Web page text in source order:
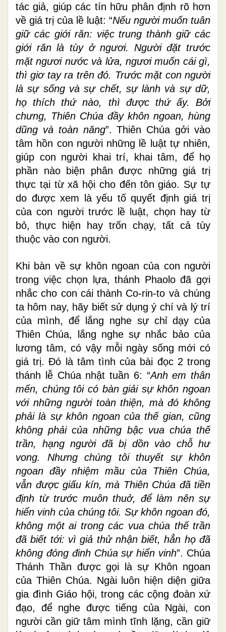
tác giả, giúp các tín hữu phân định rõ hơn
về giá trị của lề luật: “Nếu người muốn tuân
giữ các giới răn: việc trung thành giữ các
giới răn là tùy ở ngươi. Người đặt trước
mặt ngươi nước và lửa, ngươi muốn cái gì,
thì giơ tay ra trên đó. Trước mặt con người
là sự sống và sự chết, sự lành và sự dữ,
họ thích thứ nào, thì được thứ ấy. Bởi
chưng, Thiên Chúa đầy khôn ngoan, hùng
dũng và toàn năng”. Thiên Chúa gởi vào
tâm hồn con người những lề luật tự nhiên,
giúp con người khai trí, khai tâm, để họ
phần nào biện phân được những giá trị
thực tại từ xã hội cho đến tôn giáo. Sự tự
do được xem là yếu tố quyết định giá trị
của con người trước lề luật, chọn hay từ
bỏ, thực hiện hay trốn chạy, tất cả tùy
thuộc vào con người.
Khi bàn về sự khôn ngoan của con người
trong việc chọn lựa, thánh Phaolo đã gợi
nhắc cho con cái thành Co-rin-to và chúng
ta hôm nay, hãy biết sử dụng ý chí và lý trí
của mình, để lắng nghe sự chỉ dạy của
Thiên Chúa, lắng nghe sự nhắc bảo của
lương tâm, có vậy mỗi ngày sống mới có
giá trị. Đó là tâm tình của bài đọc 2 trong
thánh lễ Chúa nhật tuần 6: “Anh em thân
mến, chúng tôi có bàn giải sự khôn ngoan
với những người toàn thiện, mà đó không
phải là sự khôn ngoan của thế gian, cũng
không phải của những bậc vua chúa thế
trần, hạng người đã bị dồn vào chỗ hư
vong. Nhưng chúng tôi thuyết sự khôn
ngoan đầy nhiệm mầu của Thiên Chúa,
vẫn được giấu kín, mà Thiên Chúa đã tiền
định từ trước muôn thuở, để làm nên sự
hiển vinh của chúng tôi. Sự khôn ngoan đó,
không một ai trong các vua chúa thế trần
đã biết tới: vì giả thử nhận biết, hẳn họ đã
không đóng đinh Chúa sự hiển vinh”. Chúa
Thánh Thần được gọi là sự Khôn ngoan
của Thiên Chúa. Ngài luôn hiện diện giữa
gia đình Giáo hội, trong các cộng đoàn xứ
đạo, để nghe được tiếng của Ngài, con
người cần giữ tâm mình tĩnh lặng, cần giữ